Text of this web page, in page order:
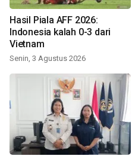
Hasil Piala AFF 2026:
Indonesia kalah 0-3 dari
Vietnam
Senin, 3 Agustus 2026